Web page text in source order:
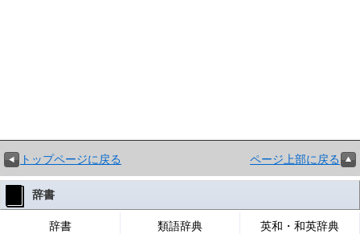
トップページに戻る ページ上部に戻る
辞書
辞書 類語辞典 英和・和英辞典